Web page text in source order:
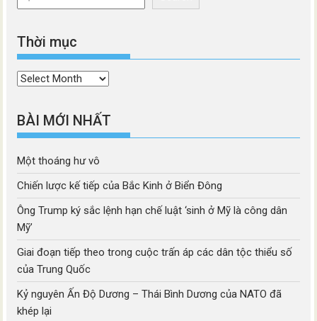
Thời mục
Thời
BÀI MỚI NHẤT
Một thoáng hư vô
Chiến lược kế tiếp của Bắc Kinh ở Biển Đông
Ông Trump ký sắc lệnh hạn chế luật ‘sinh ở Mỹ là công dân
Mỹ’
Giai đoạn tiếp theo trong cuộc trấn áp các dân tộc thiểu số
của Trung Quốc
Kỷ nguyên Ấn Độ Dương – Thái Bình Dương của NATO đã
khép lại